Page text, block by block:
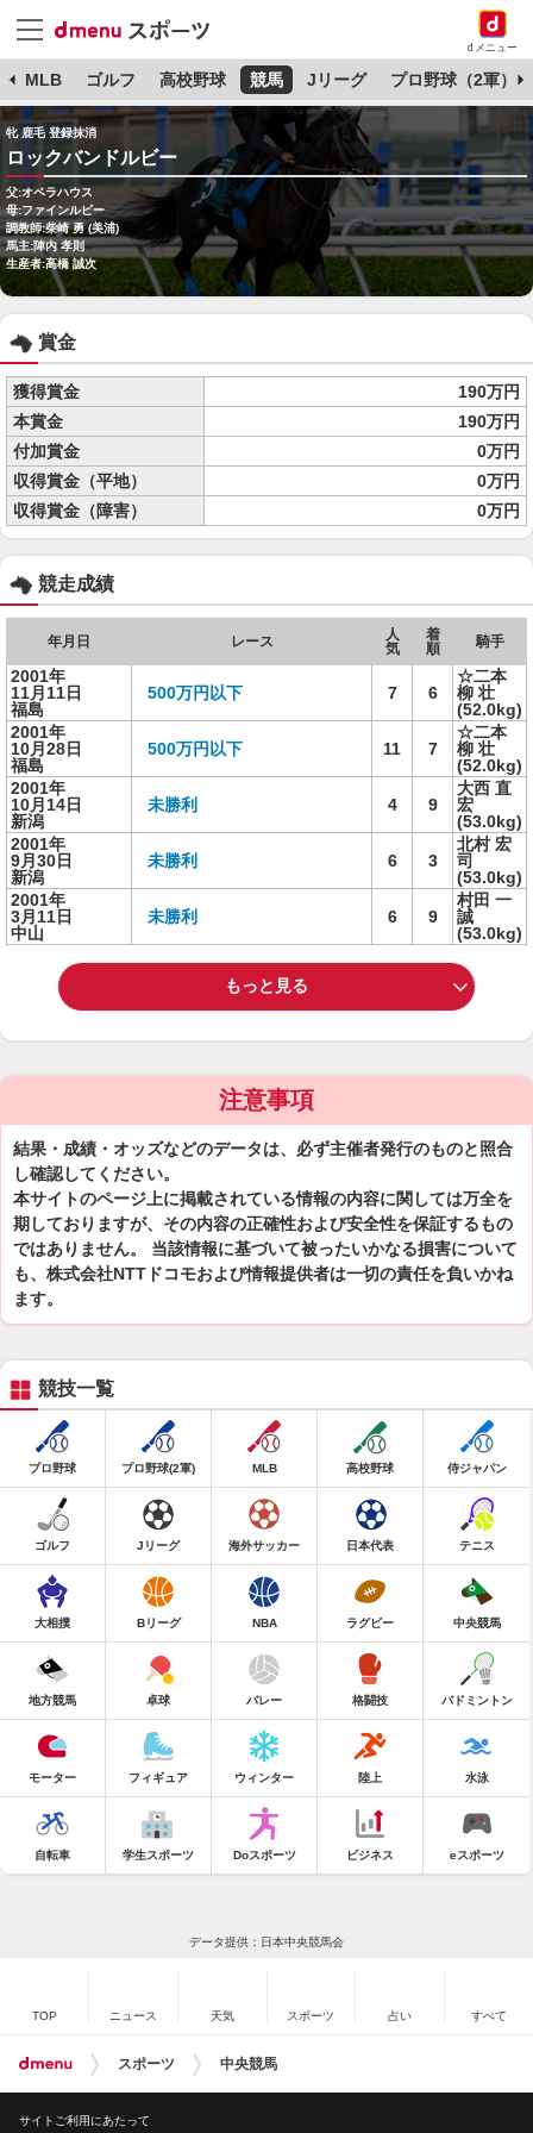
dメニュー
MLB ゴルフ 高校野球 競馬 Jリーグ プロ野球（2軍）
牝 鹿毛 登録抹消
ロックバンドルビー
父:オペラハウス
母:ファインルビー
調教師:柴崎 勇 (美浦)
馬主:陣内 孝則
生産者:高橋 誠次
賞金
獲得賞金
190万円
本賞金
190万円
付加賞金
0万円
収得賞金（平地）
0万円
収得賞金（障害）
0万円
競走成績
年月日 レース
人
気
着
順
騎手
2001年
11月11日
福島
500万円以下 7 6
☆二本
柳 壮
(52.0kg)
2001年
10月28日
福島
500万円以下 11 7
☆二本
柳 壮
(52.0kg)
2001年
10月14日
新潟
未勝利 4 9
大西 直
宏
(53.0kg)
2001年
9月30日
新潟
未勝利 6 3
北村 宏
司
(53.0kg)
2001年
3月11日
中山
未勝利 6 9
村田 一
誠
(53.0kg)
もっと見る
注意事項
結果・成績・オッズなどのデータは、必ず主催者発行のものと照合
し確認してください。
本サイトのページ上に掲載されている情報の内容に関しては万全を
期しておりますが、その内容の正確性および安全性を保証するもの
ではありません。 当該情報に基づいて被ったいかなる損害について
も、株式会社NTTドコモおよび情報提供者は一切の責任を負いかね
ます。
競技一覧
プロ野球 プロ野球(2軍) MLB 高校野球 侍ジャパン
ゴルフ Jリーグ 海外サッカー 日本代表 テニス
大相撲 Bリーグ NBA ラグビー 中央競馬
地方競馬 卓球 バレー 格闘技 バドミントン
モーター フィギュア ウィンター 陸上 水泳
自転車 学生スポーツ Doスポーツ ビジネス eスポーツ
データ提供：日本中央競馬会
TOP ニュース 天気 スポーツ 占い すべて
スポーツ 中央競馬
サイトご利用にあたって